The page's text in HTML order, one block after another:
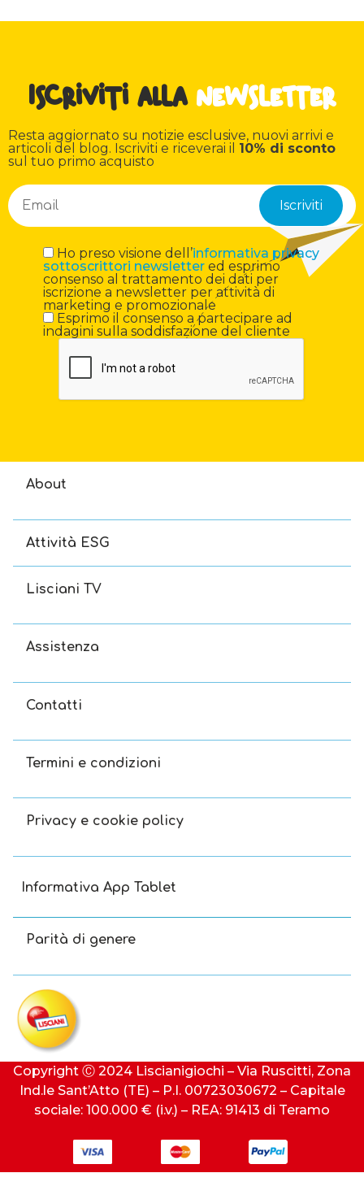
Iscriviti alla newsletter
Resta aggiornato su notizie esclusive, nuovi arrivi e
articoli del blog. Iscriviti e riceverai il 10% di sconto
sul tuo primo acquisto
Ho preso visione dell’informativa privacy
sottoscrittori newslettered esprimo
consenso al trattamento dei dati per
iscrizione a newsletter per attività di
marketing e promozionale
Esprimo il consenso a partecipare ad
indagini sulla soddisfazione del cliente
About
Attività ESG
Lisciani TV
Assistenza
Contatti
Termini e condizioni
Privacy e cookie policy
Informativa App Tablet
Parità di genere
Copyright Ⓒ 2024 Liscianigiochi – Via Ruscitti, Zona
Ind.le Sant’Atto (TE) – P.I. 00723030672 – Capitale
sociale: 100.000 € (i.v.) – REA: 91413 di Teramo